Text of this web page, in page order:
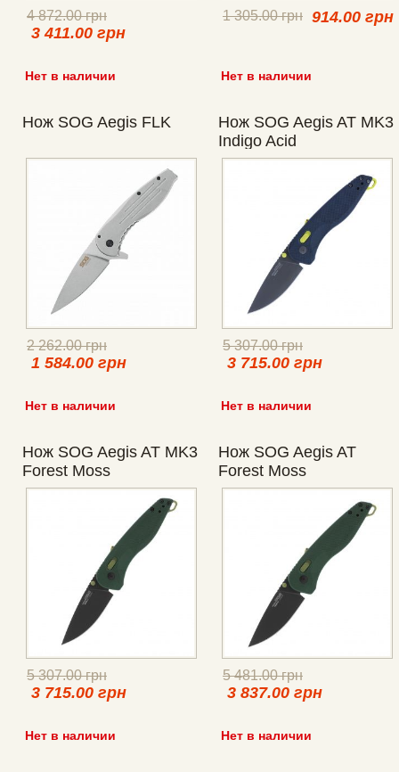
4 872.00 грн
3 411.00 грн
Нет в наличии
1 305.00 грн 914.00 грн
Нет в наличии
Нож SOG Aegis FLK
2 262.00 грн
1 584.00 грн
Нет в наличии
Нож SOG Aegis AT MK3
Indigo Acid
5 307.00 грн
3 715.00 грн
Нет в наличии
Нож SOG Aegis AT MK3
Forest Moss
5 307.00 грн
3 715.00 грн
Нет в наличии
Нож SOG Aegis AT
Forest Moss
5 481.00 грн
3 837.00 грн
Нет в наличии